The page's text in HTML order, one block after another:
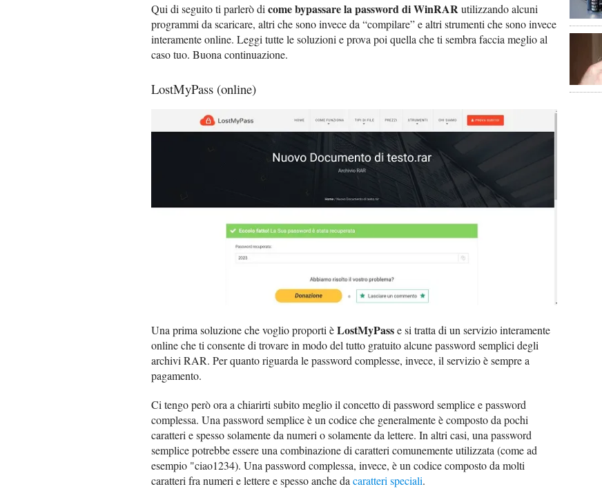
Qui di seguito ti parlerò di come bypassare la password di WinRARutilizzando alcuni
programmi da scaricare, altri che sono invece da “compilare” e altri strumenti che sono invece
interamente online. Leggi tutte le soluzioni e prova poi quella che ti sembra faccia meglio al
caso tuo. Buona continuazione.
LostMyPass (online)
Una prima soluzione che voglio proporti èLostMyPasse si tratta di un servizio interamente
online che ti consente di trovare in modo del tutto gratuito alcune password semplici degli
archivi RAR. Per quanto riguarda le password complesse, invece, il servizio è sempre a
pagamento.
Ci tengo però ora a chiarirti subito meglio il concetto di password semplice e password
complessa. Una password semplice è un codice che generalmente è composto da pochi
caratteri e spesso solamente da numeri o solamente da lettere. In altri casi, una password
semplice potrebbe essere una combinazione di caratteri comunemente utilizzata (come ad
esempio "ciao1234). Una password complessa, invece, è un codice composto da molti
caratteri fra numeri e lettere e spesso anche dacaratteri speciali.